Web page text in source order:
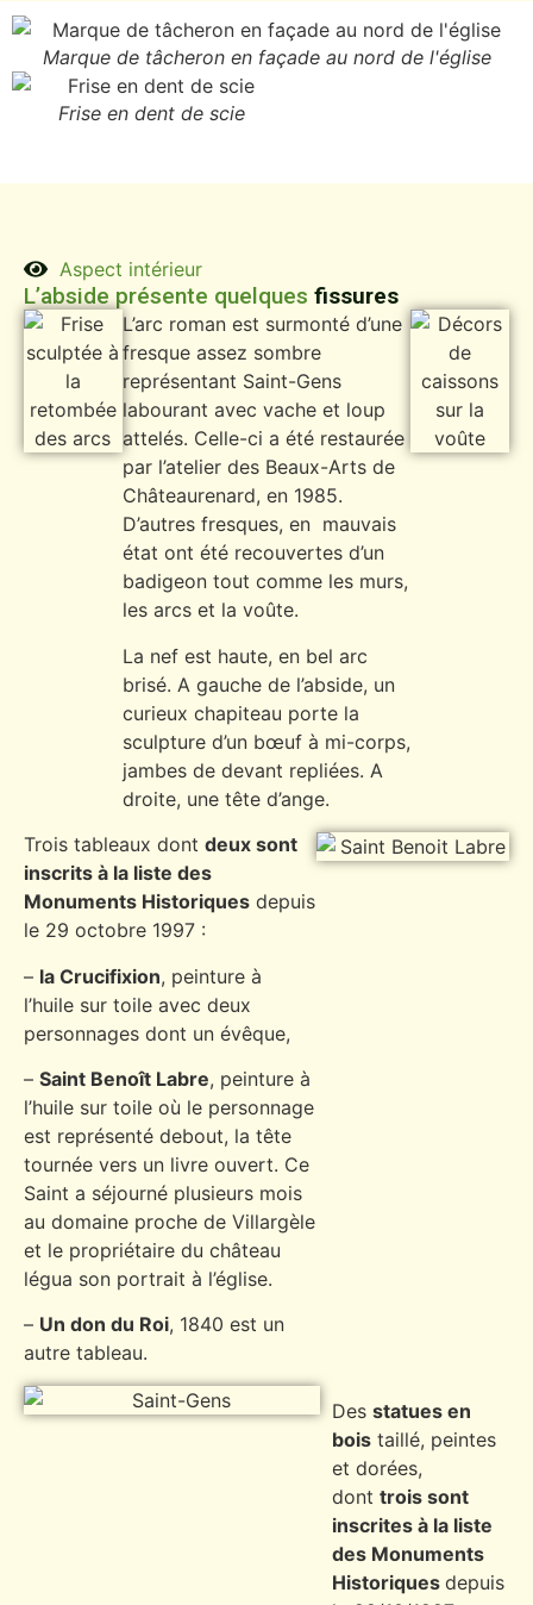
Marque de tâcheron en façade au nord de l'église
Frise en dent de scie
Aspect intérieur
L’abside présente quelques fissures
L’arc roman est surmonté d’une
fresque assez sombre
représentant Saint-Gens
labourant avec vache et loup
attelés. Celle-ci a été restaurée
par l’atelier des Beaux-Arts de
Châteaurenard, en 1985.
D’autres fresques, en mauvais
état ont été recouvertes d’un
badigeon tout comme les murs,
les arcs et la voûte.
La nef est haute, en bel arc
brisé. A gauche de l’abside, un
curieux chapiteau porte la
sculpture d’un bœuf à mi-corps,
jambes de devant repliées. A
droite, une tête d’ange.
Trois tableaux dont deux sont
inscrits à la liste des
Monuments Historiques depuis
le 29 octobre 1997 :
– la Crucifixion, peinture à
l’huile sur toile avec deux
personnages dont un évêque,
– Saint Benoît Labre, peinture à
l’huile sur toile où le personnage
est représenté debout, la tête
tournée vers un livre ouvert. Ce
Saint a séjourné plusieurs mois
au domaine proche de Villargèle
et le propriétaire du château
légua son portrait à l’église.
– Un don du Roi, 1840 est un
autre tableau.
Desstatues en
bois taillé, peintes
et dorées,
donttrois sont
inscrites à la liste
des Monuments
Historiquesdepuis